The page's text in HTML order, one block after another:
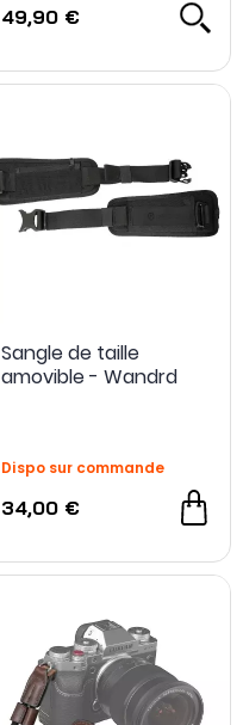
49,90 €
Sangle de taille
amovible - Wandrd
Dispo sur commande
34,00 €